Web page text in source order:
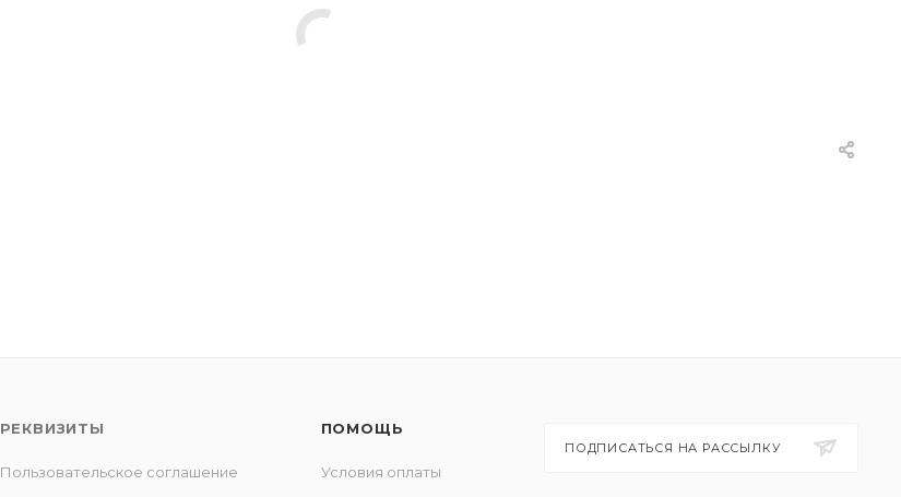
РЕКВИЗИТЫ
Пользовательское соглашение
ПОМОЩЬ
Условия оплаты
ПОДПИСАТЬСЯ НА РАССЫЛКУ